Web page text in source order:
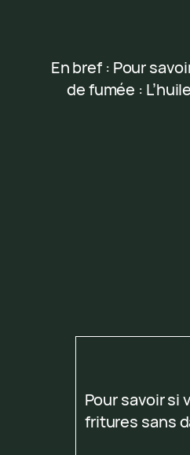
En bref : Pour
de fumée :
Pour savoir si
fritures sans